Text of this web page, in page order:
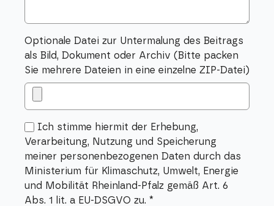
Optionale Datei zur Untermalung des Beitrags
als Bild, Dokument oder Archiv (Bitte packen
Sie mehrere Dateien in eine einzelne ZIP-Datei)
Ich stimme hiermit der Erhebung,
Verarbeitung, Nutzung und Speicherung
meiner personenbezogenen Daten durch das
Ministerium für Klimaschutz, Umwelt, Energie
und Mobilität Rheinland-Pfalz gemäß Art. 6
Abs. 1 lit. a EU-DSGVO zu. *